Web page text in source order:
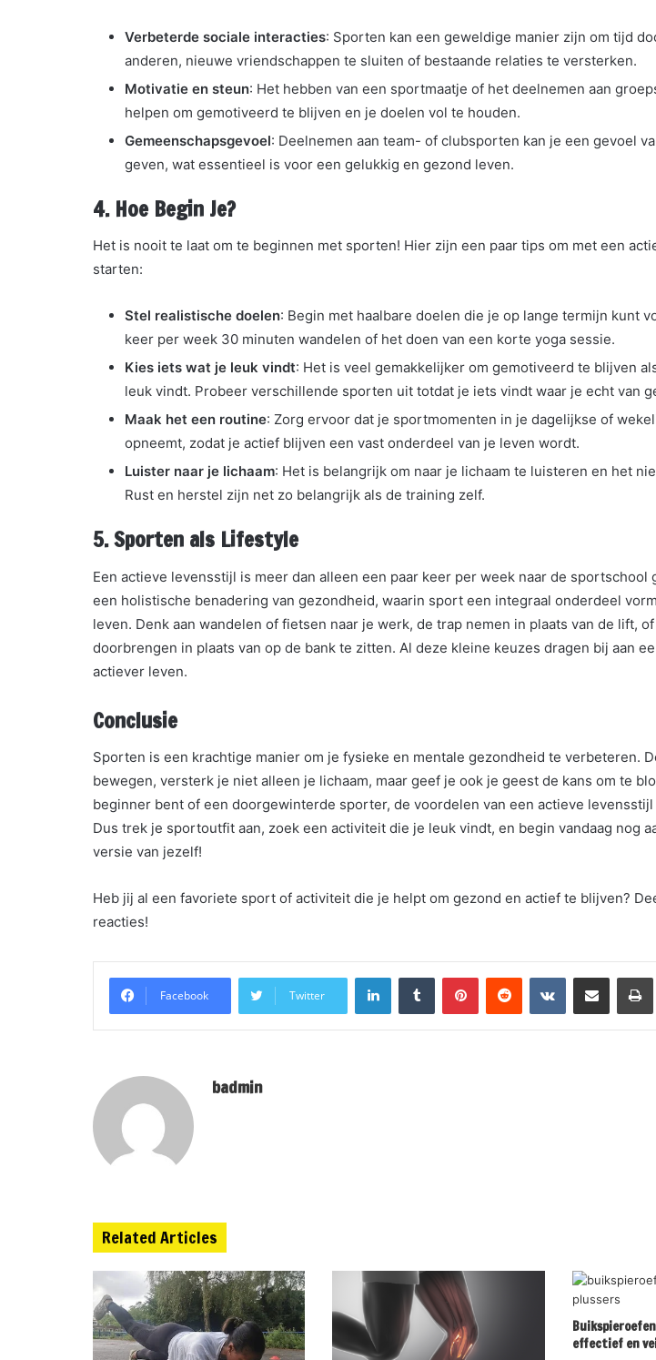
Verbeterde sociale interacties: Sporten kan een geweldige manier zijn om tijd
anderen, nieuwe vriendschappen te sluiten of bestaande relaties te versterken.
Motivatie en steun: Het hebben van een sportmaatje of het deelnemen aan
helpen om gemotiveerd te blijven en je doelen vol te houden.
Gemeenschapsgevoel: Deelnemen aan team- of clubsporten kan je een gevoel
geven, wat essentieel is voor een gelukkig en gezond leven.
4. Hoe Begin Je?
Het is nooit te laat om te beginnen met sporten! Hier zijn een paar tips om met een
starten:
Stel realistische doelen: Begin met haalbare doelen die je op lange termijn kunt
keer per week 30 minuten wandelen of het doen van een korte yoga sessie.
Kies iets wat je leuk vindt: Het is veel gemakkelijker om gemotiveerd te blijven
leuk vindt. Probeer verschillende sporten uit totdat je iets vindt waar je echt van
Maak het een routine: Zorg ervoor dat je sportmomenten in je dagelijkse of
opneemt, zodat je actief blijven een vast onderdeel van je leven wordt.
Luister naar je lichaam: Het is belangrijk om naar je lichaam te luisteren en het
Rust en herstel zijn net zo belangrijk als de training zelf.
5.Sporten als Lifestyle
Een actieve levensstijl is meer dan alleen een paar keer per week naar de sportschool
een holistische benadering van gezondheid, waarin sport een integraal onderdeel
leven. Denk aan wandelen of fietsen naar je werk, de trap nemen in plaats van de lift,
doorbrengen in plaats van op de bank te zitten. Al deze kleine keuzes dragen bij aan
actiever leven.
Conclusie
Sporten is een krachtige manier om je fysieke en mentale gezondheid te verbeteren.
bewegen, versterk je niet alleen je lichaam, maar geef je ook je geest de kans om te
beginner bent of een doorgewinterde sporter, de voordelen van een actieve levensstijl
Dus trek je sportoutfit aan, zoek een activiteit die je leuk vindt, en begin vandaag nog
versie van jezelf!
Heb jij al een favoriete sport of activiteit die je helpt om gezond en actief te blijven?
reacties!
Facebook Twitter
LinkedInTumblr PinterestReddit VKontakteShare via Email
badmin
Related Articles
effectief en